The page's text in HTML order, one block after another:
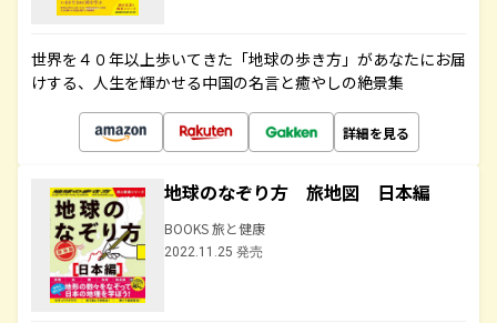
世界を４０年以上歩いてきた「地球の歩き方」があなたにお届
けする、人生を輝かせる中国の名言と癒やしの絶景集
詳細を見る
地球のなぞり方 旅地図 日本編
BOOKS 旅と健康
2022.11.25 発売